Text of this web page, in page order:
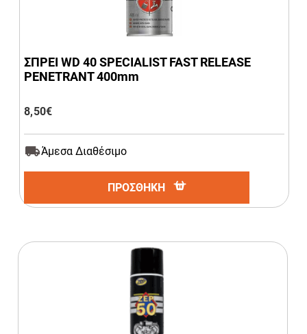
ΣΠΡΕΙ WD 40 SPECIALIST FAST RELEASE
ΡΕΝETRANT 400mm
8,50€
Άμεσα Διαθέσιμο
ΠΡΟΣΘΗΚΗ